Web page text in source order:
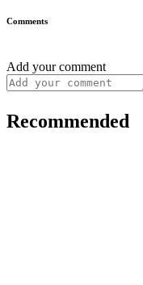
Comments
Add your comment
Recommended